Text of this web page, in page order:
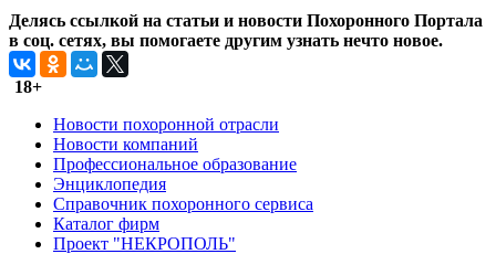
Делясь ссылкой на статьи и новости Похоронного Портала
в соц. сетях, вы помогаете другим узнать нечто новое.
18+
Новости похоронной отрасли
Новости компаний
Профессиональное образование
Энциклопедия
Справочник похоронного сервиса
Каталог фирм
Проект "НЕКРОПОЛЬ"